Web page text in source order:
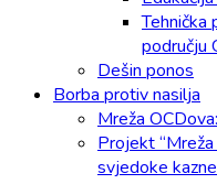
Tehnička
području
Dešin ponos
Borba protiv nasilja
Mreža
Projekt
svjedoke